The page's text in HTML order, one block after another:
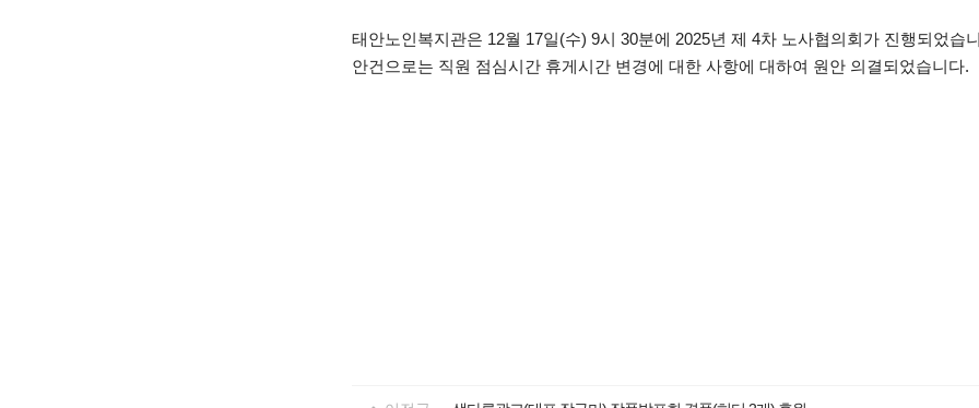
태안노인복지관은 12월 17일(수) 9시 30분에 2025년 제 4차 노사협의회가 진행되었습
안건으로는 직원 점심시간 휴게시간 변경에 대한 사항에 대하여 원안 의결되었습니다.